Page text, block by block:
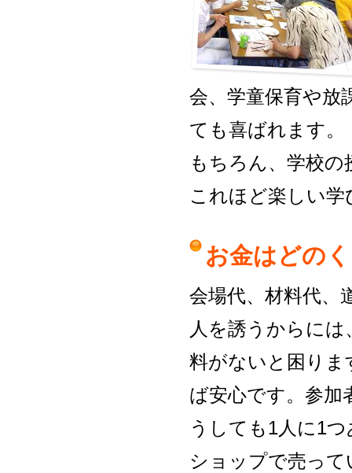
会、学童保育や放
ても喜ばれます。
もちろん、学校
これほど楽しい
お金はどの
会場代、材料代、
人を誘うからに
料がないと困りま
ば安心です。参加
うしても1人に1
ショップで売っ